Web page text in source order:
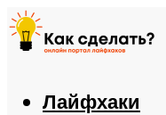
Лайфхаки